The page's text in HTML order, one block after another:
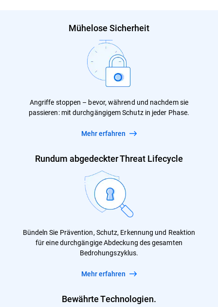
Mühelose Sicherheit
Angriffe stoppen – bevor, während und nachdem sie
passieren: mit durchgängigem Schutz in jeder Phase.
Mehr erfahren
Rundum abgedeckter Threat Lifecycle
Bündeln Sie Prävention, Schutz, Erkennung und Reaktion
für eine durchgängige Abdeckung des gesamten
Bedrohungszyklus.
Mehr erfahren
Bewährte Technologien.